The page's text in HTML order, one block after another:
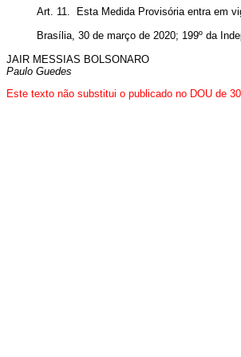
Art. 11. Esta Medida Provisória entra em
Brasília, 30 de março de 2020; 199º da
JAIR MESSIAS BOLSONARO
Paulo Guedes
Este texto não substitui o publicado no DOU de